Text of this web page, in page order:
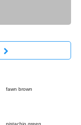
fawn brown
pistachio green